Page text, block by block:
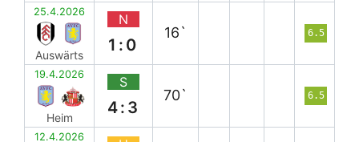
25.4.2026
Auswärts
N
1:0
16` 6.5
19.4.2026
Heim
S
4:3
70` 6.5
12.4.2026